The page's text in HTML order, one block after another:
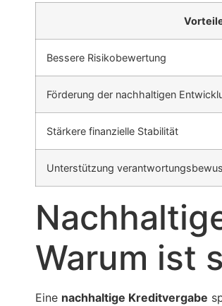
Bessere Risikobewertung
Förderung der nachhaltigen
Stärkere finanzielle Stabilität
Unterstützung
Warum ist
Eine nachhaltige Kreditvergabe